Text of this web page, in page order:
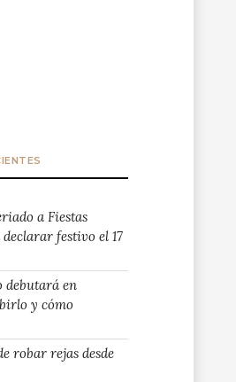
a Fiestas
festivo el 17
debutará en
y cómo
robar rejas desde